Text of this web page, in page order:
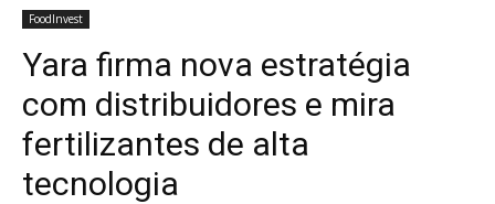
FoodInvest
Yara firma nova estratégia
com distribuidores e mira
fertilizantes de alta
tecnologia